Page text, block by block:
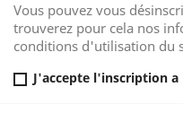
Vous pouvez vous
trouverez pour cela nos
conditions d'utilisation du
J'accepte l'inscription